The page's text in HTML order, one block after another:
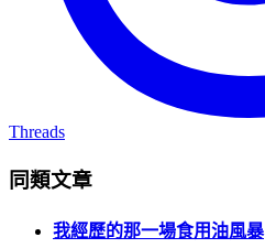
Threads
同類文章
我經歷的那一場食用油風暴